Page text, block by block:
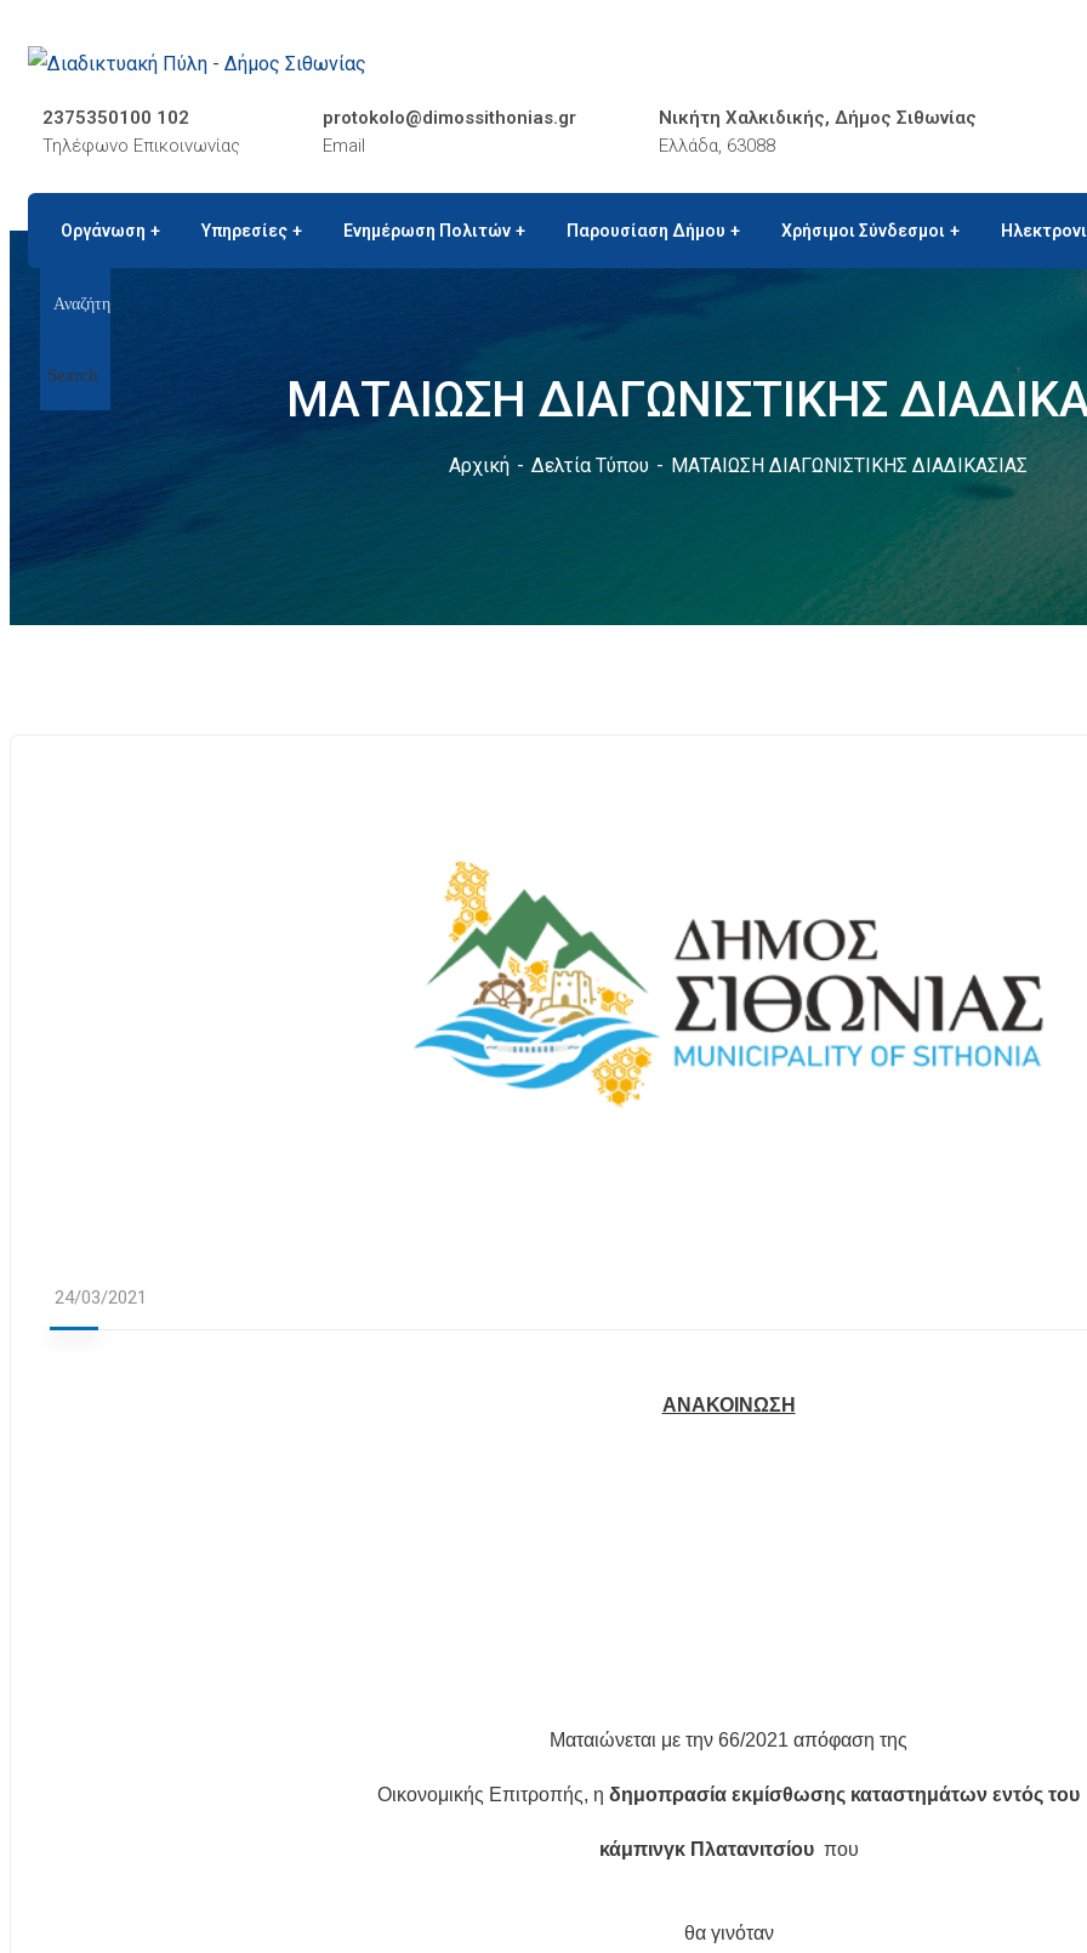
2375350100 102
Τηλέφωνο Επικοινωνίας
protokolo@dimossithonias.gr
Email
Νικήτη Χαλκιδικής, Δήμος Σιθωνίας
Ελλάδα, 63088
Οργάνωση Υπηρεσίες Ενημέρωση Πολιτών Παρουσίαση Δήμου Χρήσιμοι Σύνδεσμοι
Search ΜΑΤΑΙΩΣΗ ΔΙΑΓΩΝΙΣΤΙΚΗΣ
Αρχική Δελτία Τύπου ΜΑΤΑΙΩΣΗ ΔΙΑΓΩΝΙΣΤΙΚΗΣ ΔΙΑΔΙΚΑΣΙΑΣ
24/03/2021
ΑΝΑΚΟΙΝΩΣΗ
Ματαιώνεται με την 66/2021 απόφαση της
Οικονομικής Επιτροπής, η δημοπρασία εκμίσθωσης καταστημάτων εντός του
κάμπινγκ Πλατανιτσίου που
θα γινόταν